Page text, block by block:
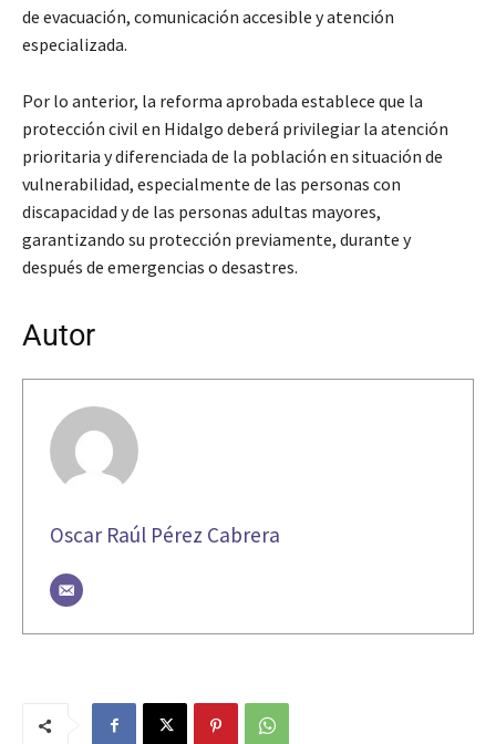
de evacuación, comunicación accesible y atención
especializada.
Por lo anterior, la reforma aprobada establece que la
protección civil en Hidalgo deberá privilegiar la atención
prioritaria y diferenciada de la población en situación de
vulnerabilidad, especialmente de las personas con
discapacidad y de las personas adultas mayores,
garantizando su protección previamente, durante y
después de emergencias o desastres.
Autor
Oscar Raúl Pérez Cabrera